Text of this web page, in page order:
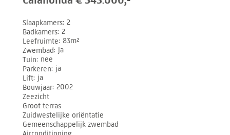
Slaapkamers 2
Badkamers 2
Leefruimte 83m²
Zwembad ja
Tuin nee
Parkeren ja
Lift ja
Bouwjaar 2002
Zeezicht
Groot terras
Zuidwestelijke oriëntatie
Gemeenschappelijk zwembad